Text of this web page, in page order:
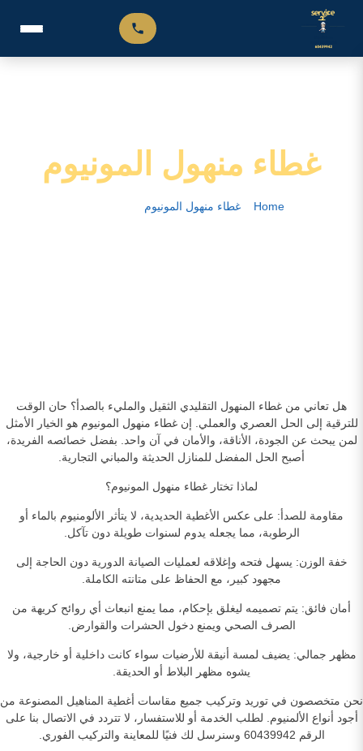
غطاء منهول المونيوم
Home
–غطاء منهول المونيوم
هل تعاني من غطاء المنهول التقليدي الثقيل والمليء بالصدأ؟ حان الوقت
للترقية إلى الحل العصري والعملي. إن غطاء منهول المونيوم هو الخيار الأمثل
لمن يبحث عن الجودة، الأناقة، والأمان في آن واحد. بفضل خصائصه الفريدة،
أصبح الحل المفضل للمنازل الحديثة والمباني التجارية.
لماذا تختار غطاء منهول المونيوم؟
مقاومة للصدأ: على عكس الأغطية الحديدية، لا يتأثر الألومنيوم بالماء أو
الرطوبة، مما يجعله يدوم لسنوات طويلة دون تآكل.
خفة الوزن: يسهل فتحه وإغلاقه لعمليات الصيانة الدورية دون الحاجة إلى
مجهود كبير، مع الحفاظ على متانته الكاملة.
أمان فائق: يتم تصميمه ليغلق بإحكام، مما يمنع انبعاث أي روائح كريهة من
الصرف الصحي ويمنع دخول الحشرات والقوارض.
مظهر جمالي: يضيف لمسة أنيقة للأرضيات سواء كانت داخلية أو خارجية، ولا
يشوه مظهر البلاط أو الحديقة.
نحن متخصصون في توريد وتركيب جميع مقاسات أغطية المناهيل المصنوعة من
أجود أنواع الألمنيوم. لطلب الخدمة أو للاستفسار، لا تتردد في الاتصال بنا على
الرقم 60439942 وسنرسل لك فنيًا للمعاينة والتركيب الفوري.